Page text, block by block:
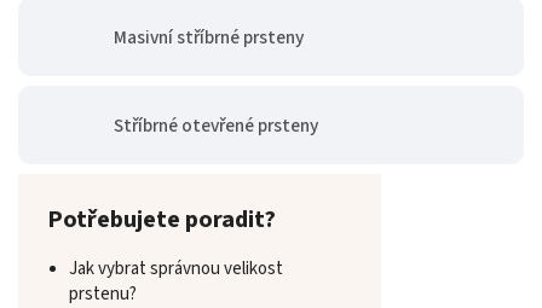
Masivní stříbrné prsteny
Stříbrné otevřené prsteny
Potřebujete poradit?
Jak vybrat správnou velikost
prstenu?